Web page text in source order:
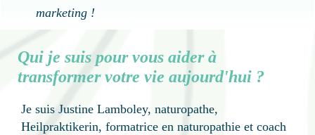
marketing !
Qui je suis pour vous aider à
transformer votre vie aujourd'hui ?
Je suis Justine Lamboley, naturopathe,
Heilpraktikerin, formatrice en naturopathie et coach